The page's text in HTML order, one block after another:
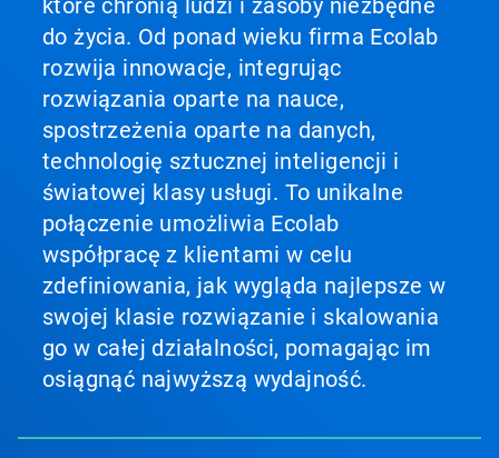
które chronią ludzi i zasoby niezbędne
do życia. Od ponad wieku firma Ecolab
rozwija innowacje, integrując
rozwiązania oparte na nauce,
spostrzeżenia oparte na danych,
technologię sztucznej inteligencji i
światowej klasy usługi. To unikalne
połączenie umożliwia Ecolab
współpracę z klientami w celu
zdefiniowania, jak wygląda najlepsze w
swojej klasie rozwiązanie i skalowania
go w całej działalności, pomagając im
osiągnąć najwyższą wydajność.